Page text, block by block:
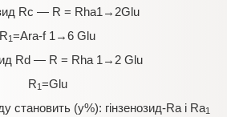
Rc — R = Rha1→2Glu
R1 =Ara-f 1→6 Glu
Rd — R = Rha 1→2 Glu
R1 =Glu
становить (у%): гінзенозид-Ra і Ra1